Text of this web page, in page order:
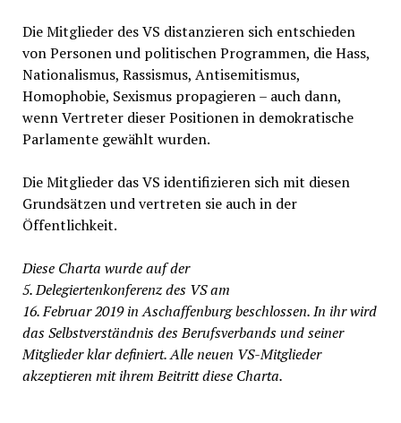
Die Mitglieder des VS distanzieren sich entschieden
von Personen und politischen Programmen, die Hass,
Nationalismus, Rassismus, Antisemitismus,
Homophobie, Sexismus propagieren – auch dann,
wenn Vertreter dieser Positionen in demokratische
Parlamente gewählt wurden.
Die Mitglieder das VS identifizieren sich mit diesen
Grundsätzen und vertreten sie auch in der
Öffentlichkeit.
Diese Charta wurde auf der
5. Delegiertenkonferenz des VS am
16. Februar 2019 in Aschaffenburg beschlossen. In ihr wird
das Selbstverständnis des Berufsverbands und seiner
Mitglieder klar definiert. Alle neuen VS-Mitglieder
akzeptieren mit ihrem Beitritt diese Charta.